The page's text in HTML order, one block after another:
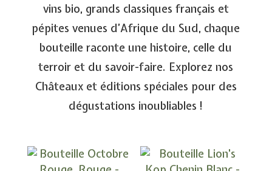
vins bio, grands classiques français et
pépites venues d’Afrique du Sud, chaque
bouteille raconte une histoire, celle du
terroir et du savoir-faire. Explorez nos
Châteaux et éditions spéciales pour des
dégustations inoubliables !